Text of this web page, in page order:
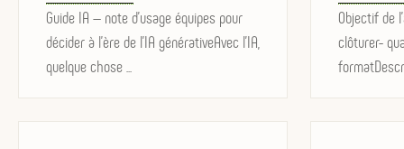
on
Guide IA — note d’usage équipes pour
décider à l'ère de l'IA générativeAvec l’IA,
quelque chose ...
on
Objectif de
clôturer-